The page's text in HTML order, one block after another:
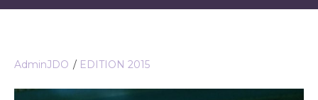
AdminJDO EDITION 2015